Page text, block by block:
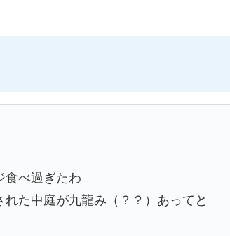
食べ過ぎたわ
た中庭が九龍み（？？）あってと